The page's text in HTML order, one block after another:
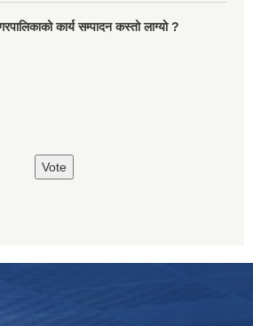
कार्य सम्पादन कस्तो लाग्यो ?